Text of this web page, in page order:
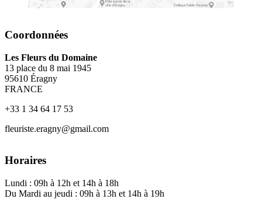
Coordonnées
Les Fleurs du Domaine
13 place du 8 mai 1945
95610 Éragny
FRANCE
+33 1 34 64 17 53
fleuriste.eragny@gmail.com
Horaires
Lundi : 09h à 12h et 14h à 18h
Du Mardi au jeudi : 09h à 13h et 14h à 19h